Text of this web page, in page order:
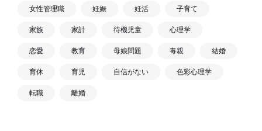
女性管理職 妊娠 妊活 子育て
家族 家計 待機児童 心理学
恋愛 教育 母娘問題 毒親 結婚
育休 育児 自信がない 色彩心理学
転職 離婚